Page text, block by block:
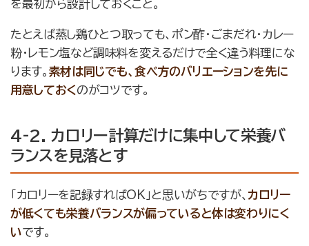
を最初から設計しておくこと。
たとえば蒸し鶏ひとつ取っても、ポン酢・ごまだれ・カレー
粉・レモン塩など調味料を変えるだけで全く違う料理にな
ります。 素材は同じでも、食べ方のバリエーションを先に
用意しておくのがコツです。
4-2. カロリー計算だけに集中して栄養バ
ランスを見落とす
「カロリーを記録すればOK」と思いがちですが、 カロリー
が低くても栄養バランスが偏っていると体は変わりにく
いです。